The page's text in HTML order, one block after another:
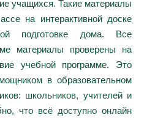
учащихся. Такие материалы
на интерактивной доске
подготовке дома. Все
материалы проверены на
учебной программе. Это
в образовательном
школьников, учителей и
что всё доступно онлайн